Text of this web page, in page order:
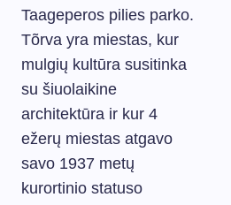
Taageperos pilies parko.
Tõrva yra miestas, kur
mulgių kultūra susitinka
su šiuolaikine
architektūra ir kur 4
ežerų miestas atgavo
savo 1937 metų
kurortinio statuso